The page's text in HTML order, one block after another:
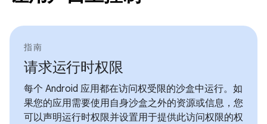
指南
请求运行时权限
每个 Android 应用都在访问权受限的沙盒中运行。如
果您的应用需要使用自身沙盒之外的资源或信息，您
可以声明运行时权限并设置用于提供此访问权限的权